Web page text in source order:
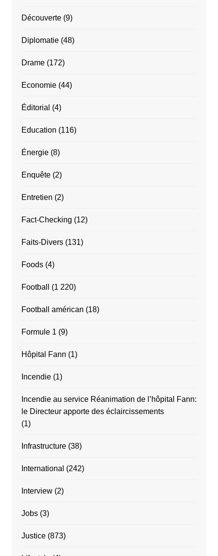
Découverte(9)
Diplomatie(48)
Drame(172)
Economie(44)
Éditorial (4)
Education (116)
Énergie(8)
Enquête(2)
Entretien (2)
Fact-Checking (12)
Faits-Divers(131)
Foods(4)
Football (1 220)
Football américan (18)
Formule 1 (9)
Hôpital Fann (1)
Incendie(1)
Incendie au service Réanimation de l’hôpital Fann:
le Directeur apporte des éclaircissements
(1)
Infrastructure(38)
International (242)
Interview(2)
Jobs(3)
Justice(873)